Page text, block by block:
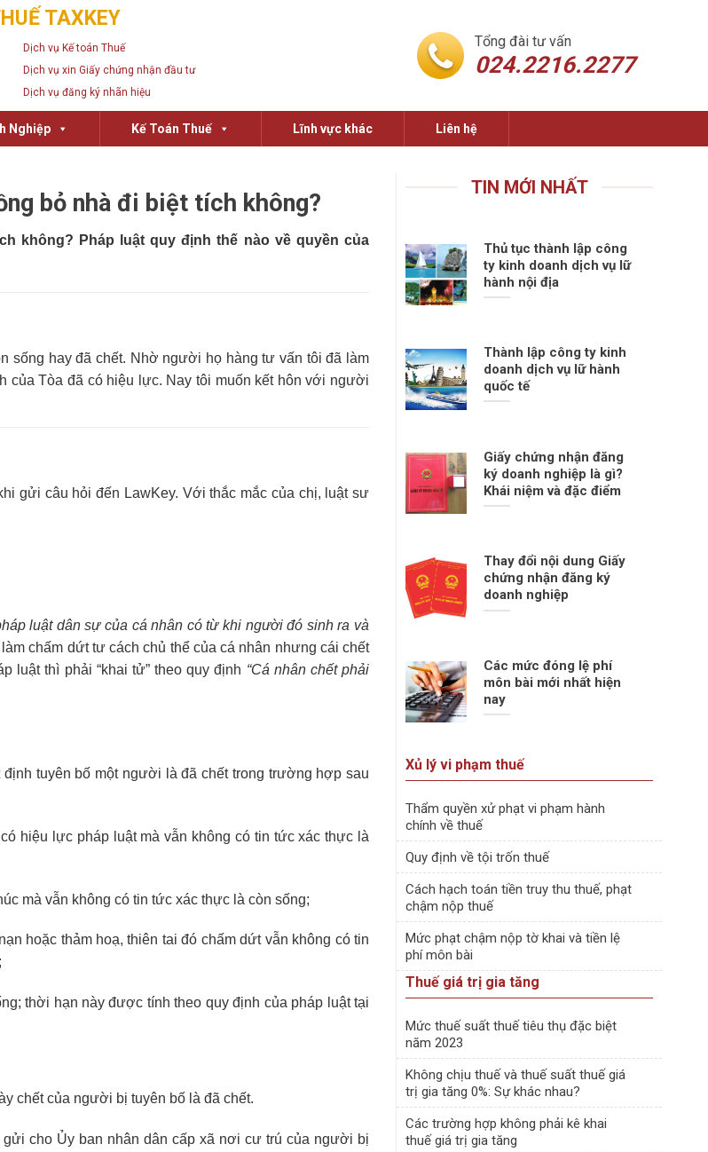
TAXKEY
Dịch vụ Kế toán Thuế
Dịch vụ xin Giấy chứng nhận đầu tư
Dịch vụ đăng ký nhãn hiệu
Tổng đài tư vấn
024.2216.2277
Nghiệp Kế Toán Thuế Lĩnh vực khác Liên hệ
bỏ nhà đi biệt tích không?
không? Pháp luật quy định thế nào về quyền của
sống hay đã chết. Nhờ người họ hàng tư vấn tôi đã làm
của Tòa đã có hiệu lực. Nay tôi muốn kết hôn với người
gửi câu hỏi đến LawKey. Với thắc mắc của chị, luật sư
luật dân sự của cá nhân có từ khi người đó sinh ra và
chấm dứt tư cách chủ thể của cá nhân nhưng cái chết
luật thì phải “khai tử” theo quy định “Cá nhân chết phải
tuyên bố một người là đã chết trong trường hợp sau
hiệu lực pháp luật mà vẫn không có tin tức xác thực là
mà vẫn không có tin tức xác thực là còn sống;
hoặc thảm hoạ, thiên tai đó chấm dứt vẫn không có tin
thời hạn này được tính theo quy định của pháp luật tại
chết của người bị tuyên bố là đã chết.
cho Ủy ban nhân dân cấp xã nơi cư trú của người bị
TIN MỚI NHẤT
Thủ tục thành lập công
ty kinh doanh dịch vụ lữ
hành nội địa
Thành lập công ty kinh
doanh dịch vụ lữ hành
quốc tế
Giấy chứng nhận đăng
ký doanh nghiệp là gì?
Khái niệm và đặc điểm
Thay đổi nội dung Giấy
chứng nhận đăng ký
doanh nghiệp
Các mức đóng lệ phí
môn bài mới nhất hiện
nay
Xủ lý vi phạm thuế
Thẩm quyền xử phạt vi phạm hành
chính về thuế
Quy định về tội trốn thuế
Cách hạch toán tiền truy thu thuế, phạt
chậm nộp thuế
Mức phạt chậm nộp tờ khai và tiền lệ
phí môn bài
Thuế giá trị gia tăng
Mức thuế suất thuế tiêu thụ đặc biệt
năm 2023
Không chịu thuế và thuế suất thuế giá
trị gia tăng 0%: Sự khác nhau?
Các trường hợp không phải kê khai
thuế giá trị gia tăng